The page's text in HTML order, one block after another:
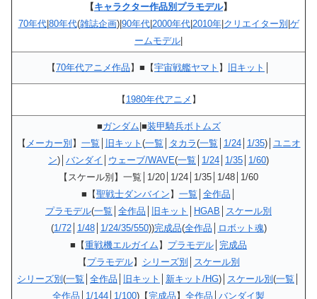
【キャラクター作品別プラモデル】
70年代| 80年代(雑誌企画)| 90年代| 2000年代| 2010年| クリエイター別 ゲ
ームモデル
【70年代アニメ作品 】■【宇宙戦艦ヤマト 】 旧キット
【 1980年代アニメ 】
■ガンダム |■装甲騎兵ボトムズ
【 メーカー別 】 一覧 旧キット (一覧 タカラ(一覧 1/24│ 1/35)│ ユニオ
ン)│ バンダイ ウェーブ/WAVE(一覧 1/24 1/35 1/60)
【スケール別】一覧│1/20│1/24│1/35│1/48│1/60
■【聖戦士ダンバイン 】 一覧 全作品
プラモデル(一覧 全作品 旧キット HGAB
スケール別
(1/72│ 1/48│ 1/24/35/550))完成品(全作品 ロボット魂)
■【重戦機エルガイム 】 プラモデル 完成品
【 プラモデル】 シリーズ別
スケール別
シリーズ別 (一覧 全作品 旧キット 新キット/HG)│ スケール別 (一覧
全作品
1/144 1/100)【完成品 】 全作品 バンダイ製